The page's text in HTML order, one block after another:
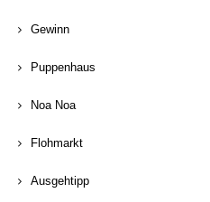
Gewinn
Puppenhaus
Noa Noa
Flohmarkt
Ausgehtipp